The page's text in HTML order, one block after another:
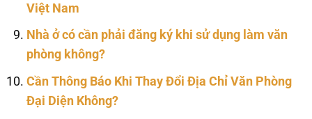
Việt Nam
Nhà ở có cần phải đăng ký khi sử dụng làm văn
phòng không?
Cần Thông Báo Khi Thay Đổi Địa Chỉ Văn Phòng
Đại Diện Không?